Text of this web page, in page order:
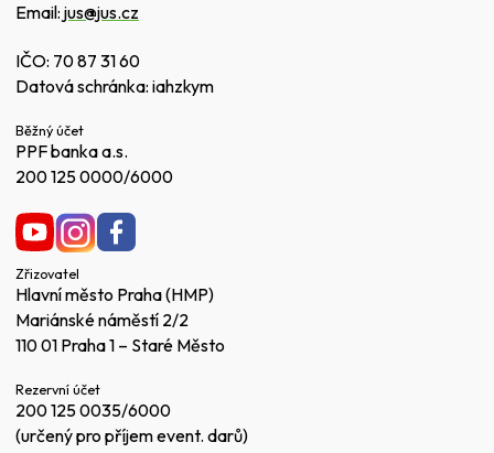
Email: jus@jus.cz
IČO: 70 87 31 60
Datová schránka: iahzkym
Běžný účet
PPF banka a.s.
200 125 0000/6000
Zřizovatel
Hlavní město Praha (HMP)
Mariánské náměstí 2/2
110 01 Praha 1 – Staré Město
Rezervní účet
200 125 0035/6000
(určený pro příjem event. darů)